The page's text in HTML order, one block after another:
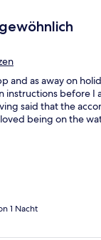
and as away on
instructions before I
said that the
being on the
1 Nacht